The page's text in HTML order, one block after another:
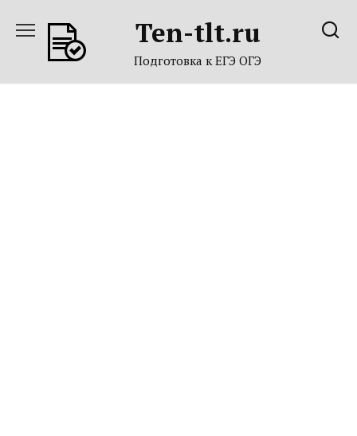
содержанию
Ten-tlt.ru
Подготовка к ЕГЭ ОГЭ